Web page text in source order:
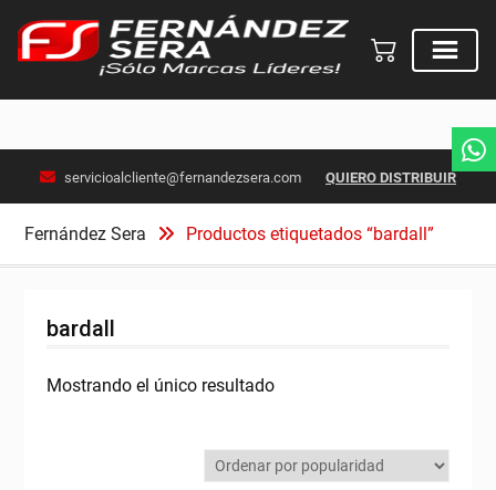
servicioalcliente@fernandezsera.com QUIERO DISTRIBUIR
Fernández Sera Productos etiquetados “bardall”
bardall
Mostrando el único resultado